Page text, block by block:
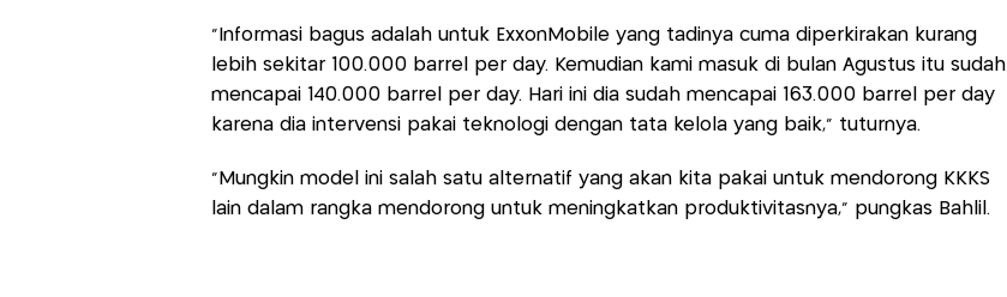
"Informasi bagus adalah untuk ExxonMobile yang tadinya cuma diperkirakan kurang
lebih sekitar 100.000 barrel per day. Kemudian kami masuk di bulan Agustus itu sudah
mencapai 140.000 barrel per day. Hari ini dia sudah mencapai 163.000 barrel per day
karena dia intervensi pakai teknologi dengan tata kelola yang baik," tuturnya.
"Mungkin model ini salah satu alternatif yang akan kita pakai untuk mendorong KKKS
lain dalam rangka mendorong untuk meningkatkan produktivitasnya," pungkas Bahlil.